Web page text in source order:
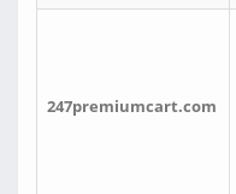
247premiumcart.com